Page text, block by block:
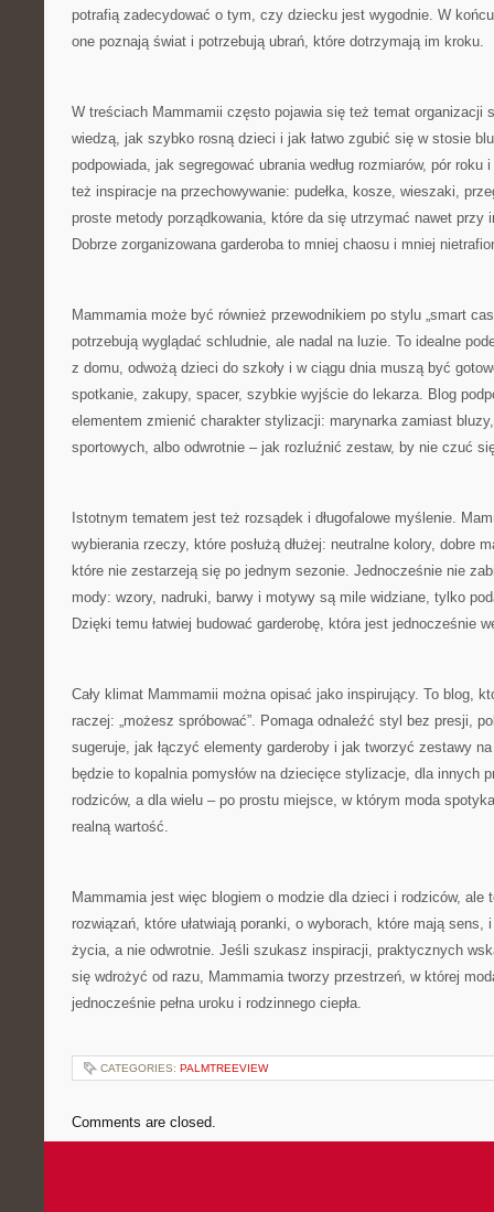
potrafią zadecydować o tym, czy dziecku jest wygodnie. W
one poznają świat i potrzebują ubrań, które dotrzymają im kroku.
W treściach Mammamii często pojawia się też temat organizacji
wiedzą, jak szybko rosną dzieci i jak łatwo zgubić się w stosie
podpowiada, jak segregować ubrania według rozmiarów, pór
też inspiracje na przechowywanie: pudełka, kosze, wieszaki,
proste metody porządkowania, które da się utrzymać nawet przy
Dobrze zorganizowana garderoba to mniej chaosu i mniej
Mammamia może być również przewodnikiem po stylu „smart
potrzebują wyglądać schludnie, ale nadal na luzie. To idealne
z domu, odwożą dzieci do szkoły i w ciągu dnia muszą być
spotkanie, zakupy, spacer, szybkie wyjście do lekarza. Blog
elementem zmienić charakter stylizacji: marynarka zamiast
sportowych, albo odwrotnie – jak rozluźnić zestaw, by nie czuć
Istotnym tematem jest też rozsądek i długofalowe myślenie.
wybierania rzeczy, które posłużą dłużej: neutralne kolory, dobre
które nie zestarzeją się po jednym sezonie. Jednocześnie nie
mody: wzory, nadruki, barwy i motywy są mile widziane, tylko
Dzięki temu łatwiej budować garderobę, która jest jednocześnie
Cały klimat Mammamii można opisać jako inspirujący. To blog,
raczej: „możesz spróbować”. Pomaga odnaleźć styl bez presji,
sugeruje, jak łączyć elementy garderoby i jak tworzyć zestawy
będzie to kopalnia pomysłów na dziecięce stylizacje, dla innych
rodziców, a dla wielu – po prostu miejsce, w którym moda
realną wartość.
Mammamia jest więc blogiem o modzie dla dzieci i rodziców, ale
rozwiązań, które ułatwiają poranki, o wyborach, które mają
życia, a nie odwrotnie. Jeśli szukasz inspiracji, praktycznych
się wdrożyć od razu, Mammamia tworzy przestrzeń, w której
jednocześnie pełna uroku i rodzinnego ciepła.
CATEGORIES: PALMTREEVIEW
Comments are closed.